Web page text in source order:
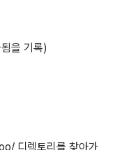
을 기록)
디렉토리를 찾아가